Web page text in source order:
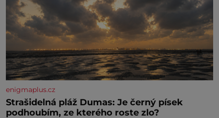
enigmaplus.cz
Strašidelná pláž Dumas: Je černý písek
podhoubím, ze kterého roste zlo?